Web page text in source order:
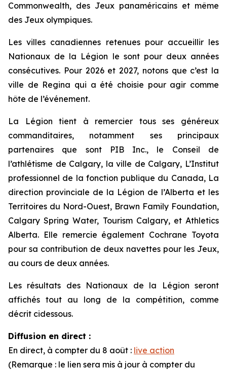
Commonwealth, des Jeux panaméricains et même
des Jeux olympiques.
Les villes canadiennes retenues pour accueillir les
Nationaux de la Légion le sont pour deux années
consécutives. Pour 2026 et 2027, notons que c’est la
ville de Regina qui a été choisie pour agir comme
hôte de l’événement.
La Légion tient à remercier tous ses généreux
commanditaires, notamment ses principaux
partenaires que sont PIB Inc., le Conseil de
l’athlétisme de Calgary, la ville de Calgary, L’Institut
professionnel de la fonction publique du Canada, La
direction provinciale de la Légion de l’Alberta et les
Territoires du Nord-Ouest, Brawn Family Foundation,
Calgary Spring Water, Tourism Calgary, et Athletics
Alberta. Elle remercie également Cochrane Toyota
pour sa contribution de deux navettes pour les Jeux,
au cours de deux années.
Les résultats des Nationaux de la Légion seront
affichés tout au long de la compétition, comme
décrit ci­dessous.
Diffusion en direct :
En direct, à compter du 8 août : live action
(Remarque : le lien sera mis à jour à compter du